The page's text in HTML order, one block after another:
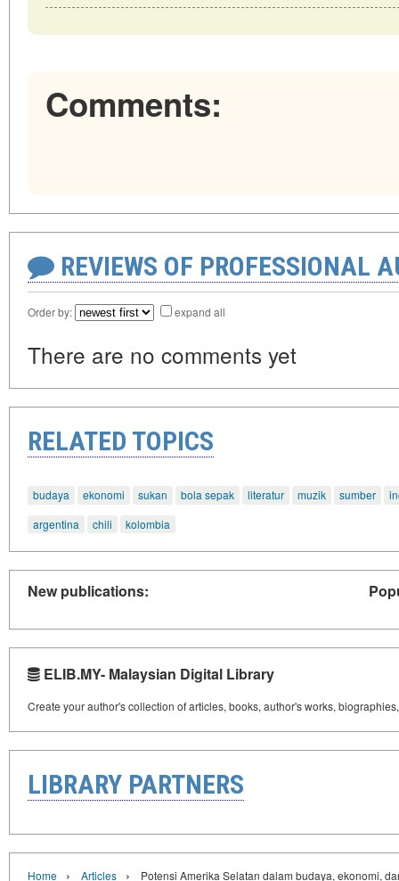
Comments:
REVIEWS OF PROFESSIONAL
Order by: expand all
There are no comments yet
RELATED TOPICS
budaya ekonomi sukan bola sepak literatur muzik sumber
argentina
chili kolombia
New publications:
ELIB.MY- Malaysian Digital Library
Create your author's collection of articles, books, author's works,
LIBRARY PARTNERS
Home › Articles › Potensi Amerika Selatan dalam budaya, ekonomi,